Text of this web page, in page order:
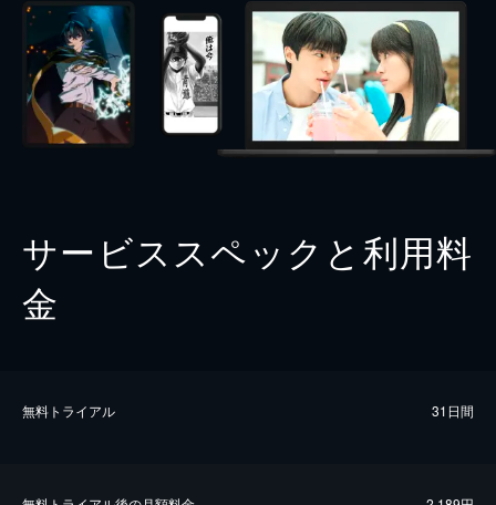
サービススペックと利用料
金
無料トライアル 31日間